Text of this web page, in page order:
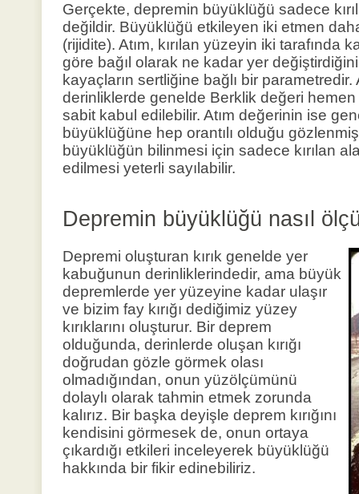
Gerçekte, depremin büyüklüğü sadece
değildir. Büyüklüğü etkileyen iki etmen
(rijidite). Atım, kırılan yüzeyin iki tarafında
göre bağıl olarak ne kadar yer
kayaçların sertliğine bağlı bir
derinliklerde genelde Berklik değeri hemen
sabit kabul edilebilir. Atım değerinin ise
büyüklüğüne hep orantılı olduğu
büyüklüğün bilinmesi için sadece kırılan
edilmesi yeterli sayılabilir.
Depremin büyüklüğü nasıl
Depremi oluşturan kırık genelde yer
kabuğunun derinliklerindedir, ama büyük
depremlerde yer yüzeyine kadar ulaşır
ve bizim fay kırığı dediğimiz yüzey
kırıklarını oluşturur. Bir deprem
olduğunda, derinlerde oluşan kırığı
doğrudan gözle görmek olası
olmadığından, onun yüzölçümünü
dolaylı olarak tahmin etmek zorunda
kalırız. Bir başka deyişle deprem kırığını
kendisini görmesek de, onun ortaya
çıkardığı etkileri inceleyerek büyüklüğü
hakkında bir fikir edinebiliriz.